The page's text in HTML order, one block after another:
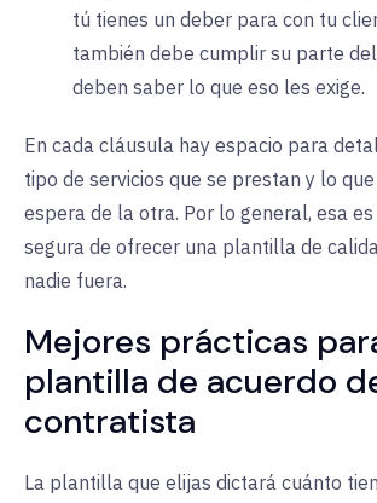
tú tienes un deber para con tu
también debe cumplir su parte
deben saber lo que eso les exige.
En cada cláusula hay espacio para
tipo de servicios que se prestan y lo
espera de la otra. Por lo general, esa
segura de ofrecer una plantilla de
nadie fuera.
Mejores prácticas
plantilla de acuerdo
contratista
La plantilla que elijas dictará cuánto